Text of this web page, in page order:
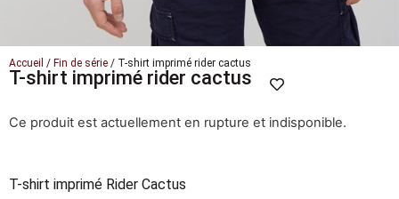
Accueil / Fin de série / T-shirt imprimé rider cactus
T-shirt imprimé rider cactus
Ce produit est actuellement en rupture et indisponible.
T-shirt imprimé Rider Cactus